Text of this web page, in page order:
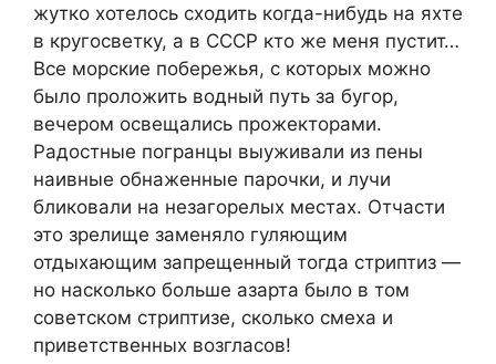
жутко хотелось сходить когда-нибудь на яхте
в кругосветку, а в СССР кто же меня пустит…
Все морские побережья, с которых можно
было проложить водный путь за бугор,
вечером освещались прожекторами.
Радостные погранцы выуживали из пены
наивные обнаженные парочки, и лучи
бликовали на незагорелых местах. Отчасти
это зрелище заменяло гуляющим
отдыхающим запрещенный тогда стриптиз —
но насколько больше азарта было в том
советском стриптизе, сколько смеха и
приветственных возгласов!